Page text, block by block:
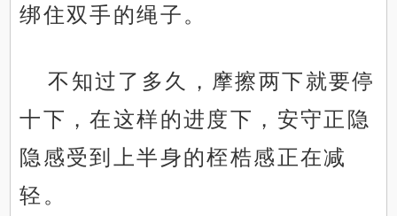
绑住双手的绳子。
不知过了多久，摩擦两下就要停
十下，在这样的进度下，安守正隐
隐感受到上半身的桎梏感正在减
轻。